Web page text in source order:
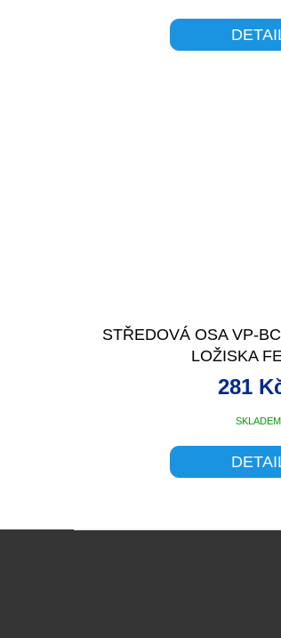
STŘEDOVÁ OSA VP-
LOŽISKA
SKLADEM
281